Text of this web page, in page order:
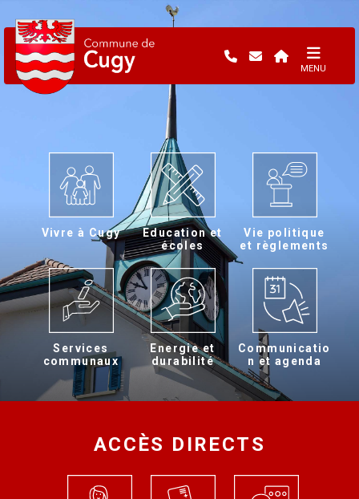
MENU
Vivre à Cugy
Education et
écoles
Vie politique
et règlements
Services
communaux
Energie et
durabilité
Communicatio
n et agenda
ACCÈS DIRECTS